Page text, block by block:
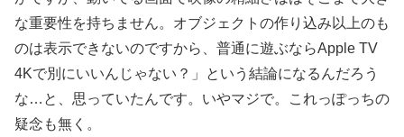
な重要性を持ちません。オブジェクトの作り込み以上のも
のは表示できないのですから、普通に遊ぶならApple TV
4Kで別にいいんじゃない？」という結論になるんだろう
な…と、思っていたんです。いやマジで。これっぽっちの
疑念も無く。